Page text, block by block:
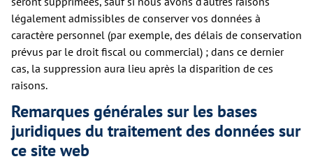
légalement admissibles de conserver vos données à
caractère personnel (par exemple, des délais de conservation
prévus par le droit fiscal ou commercial) ; dans ce dernier
cas, la suppression aura lieu après la disparition de ces
raisons.
Remarques générales sur les bases
juridiques du traitement des données sur
ce site web